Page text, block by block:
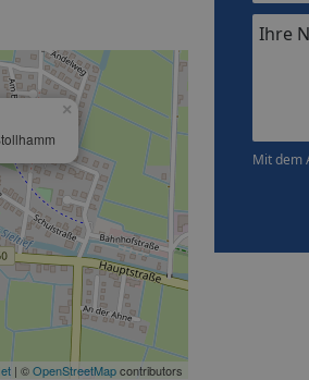
×
| ©OpenStreetMapcontributors
Ihre
Mit dem